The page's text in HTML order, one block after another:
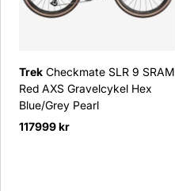
Trek Checkmate SLR 9 SRAM
Red AXS Gravelcykel Hex
Blue/Grey Pearl
117999 kr